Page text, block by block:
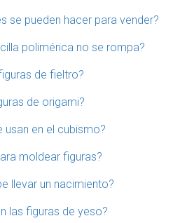
se pueden hacer para vender?
polimérica no se rompa?
de fieltro?
de origami?
usan en el cubismo?
moldear figuras?
llevar un nacimiento?
las figuras de yeso?